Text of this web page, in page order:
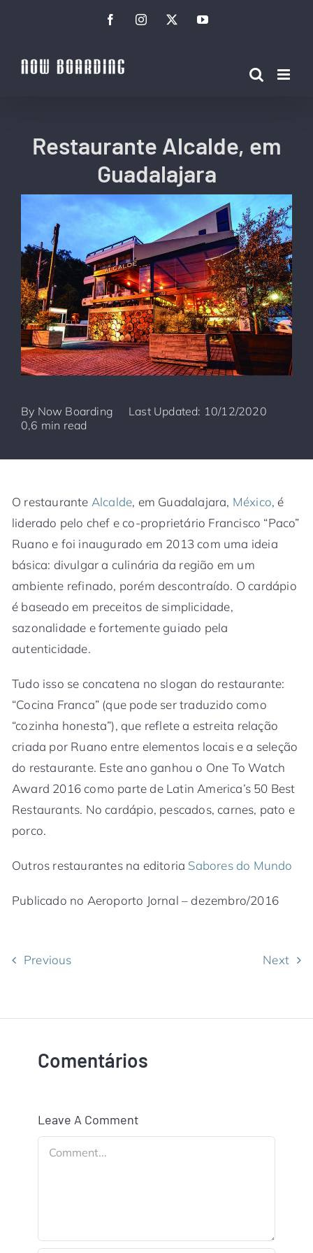
conteúdo
FacebookInstagramTwitterYouTube
Restaurante Alcalde, em
Guadalajara
By Now Boarding
Last Updated: 10/12/2020
0,6 min read
O restaurante Alcalde, em Guadalajara, México, é
liderado pelo chef e co-proprietário Francisco “Paco”
Ruano e foi inaugurado em 2013 com uma ideia
básica: divulgar a culinária da região em um
ambiente refinado, porém descontraído. O cardápio
é baseado em preceitos de simplicidade,
sazonalidade e fortemente guiado pela
autenticidade.
Tudo isso se concatena no slogan do restaurante:
“Cocina Franca” (que pode ser traduzido como
“cozinha honesta”), que reflete a estreita relação
criada por Ruano entre elementos locais e a seleção
do restaurante. Este ano ganhou o One To Watch
Award 2016 como parte de Latin America’s 50 Best
Restaurants. No cardápio, pescados, carnes, pato e
porco.
Outros restaurantes na editoria Sabores do Mundo
Publicado no Aeroporto Jornal – dezembro/2016
Previous Next
Comentários
Leave A Comment
Comment